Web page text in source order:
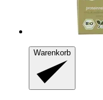
Warenkorb